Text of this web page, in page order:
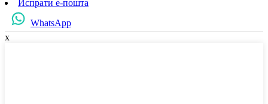
Испрати е-пошта
WhatsApp
x